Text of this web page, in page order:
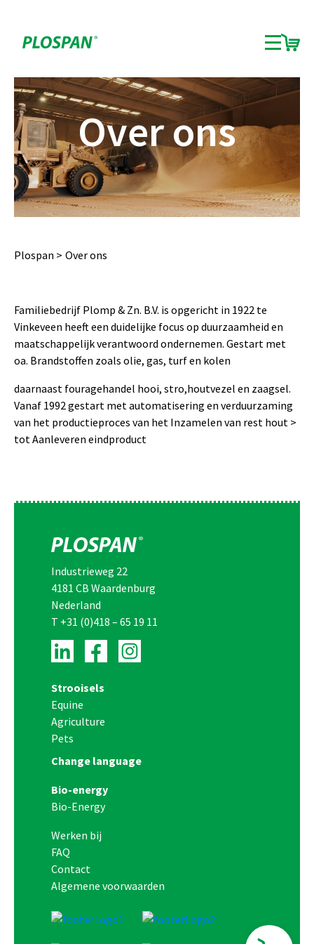
Over ons
Plospan Over ons
Familiebedrijf Plomp & Zn. B.V. is opgericht in 1922 te
Vinkeveen heeft een duidelijke focus op duurzaamheid en
maatschappelijk verantwoord ondernemen. Gestart met
oa. Brandstoffen zoals olie, gas, turf en kolen
daarnaast fouragehandel hooi, stro,houtvezel en zaagsel.
Vanaf 1992 gestart met automatisering en verduurzaming
van het productieproces van het Inzamelen van rest hout >
tot Aanleveren eindproduct
Industrieweg 22
4181 CB Waardenburg
Nederland
T +31 (0)418 – 65 19 11
Strooisels
Equine
Agriculture
Pets
Change language
Bio-energy
Bio-Energy
Werken bij
FAQ
Contact
Algemene voorwaarden